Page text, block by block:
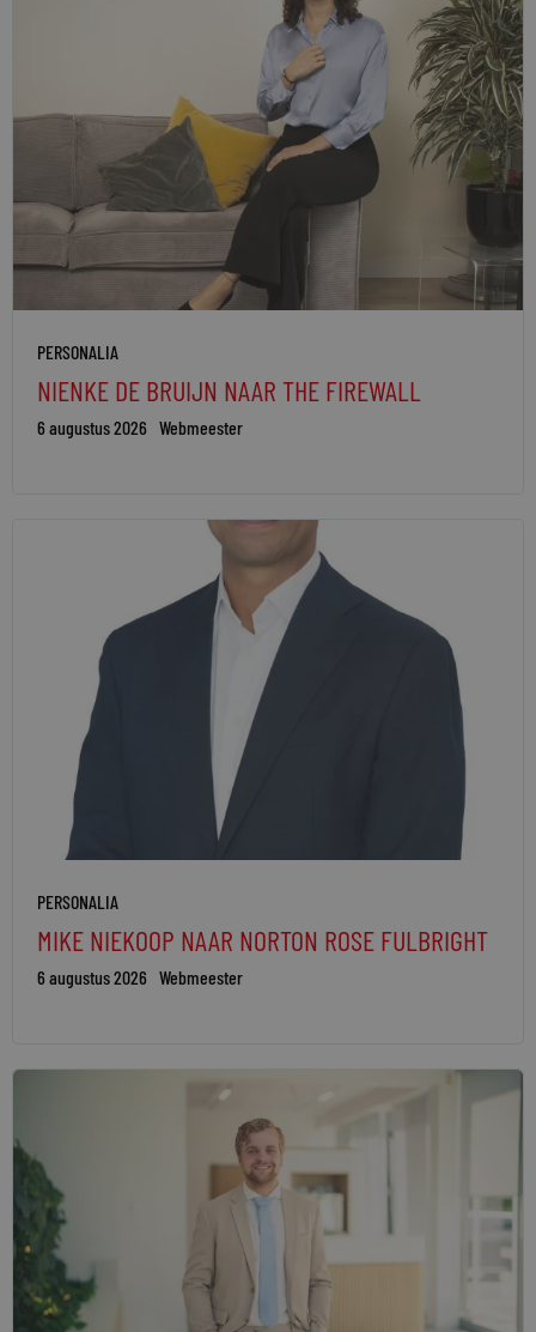
PERSONALIA
NIENKE DE BRUIJN NAAR THE FIREWALL
6 augustus 2026 Webmeester
PERSONALIA
MIKE NIEKOOP NAAR NORTON ROSE FULBRIGHT
6 augustus 2026 Webmeester